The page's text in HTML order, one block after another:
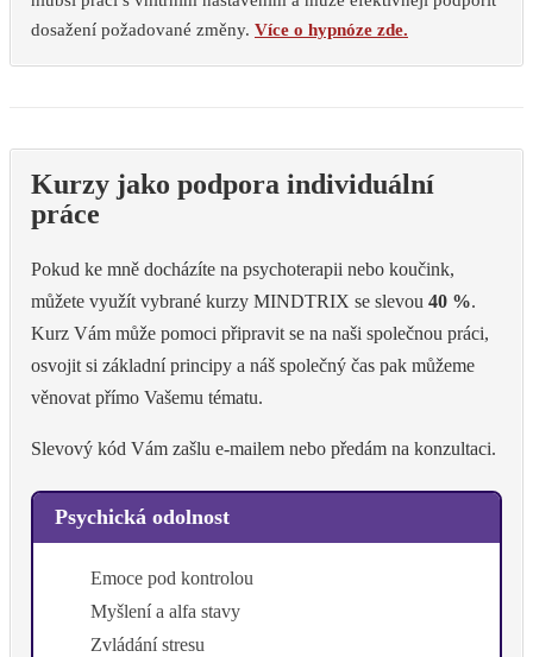
dosažení požadované změny. Více o hypnóze zde.
Kurzy jako podpora individuální
práce
Pokud ke mně docházíte na psychoterapii nebo koučink,
můžete využít vybrané kurzy MINDTRIX se slevou 40 %.
Kurz Vám může pomoci připravit se na naši společnou práci,
osvojit si základní principy a náš společný čas pak můžeme
věnovat přímo Vašemu tématu.
Slevový kód Vám zašlu e-mailem nebo předám na konzultaci.
Psychická odolnost
Emoce pod kontrolou
Myšlení a alfa stavy
Zvládání stresu